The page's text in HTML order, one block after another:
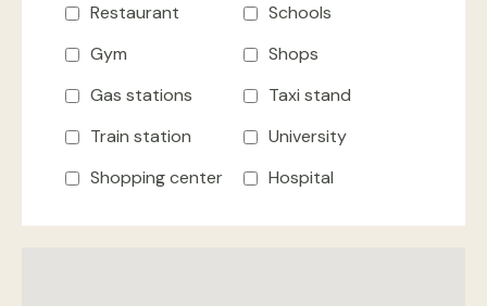
Restaurant
Schools
Gym
Shops
Gas stations
Taxi stand
Train station
University
Shopping center
Hospital